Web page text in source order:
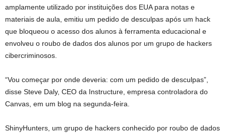
amplamente utilizado por instituições dos EUA para notas e
materiais de aula, emitiu um ‌pedido de desculpas após um hack
que bloqueou o acesso dos alunos à ferramenta educacional ‌e
envolveu o roubo de dados dos alunos por um grupo de hackers
cibercriminosos.
“Vou começar por onde deveria: com um pedido de desculpas”,
disse Steve Daly, CEO da Instructure, empresa controladora do
Canvas, em um blog na segunda-feira.
ShinyHunters, um grupo de hackers conhecido por roubo de dados